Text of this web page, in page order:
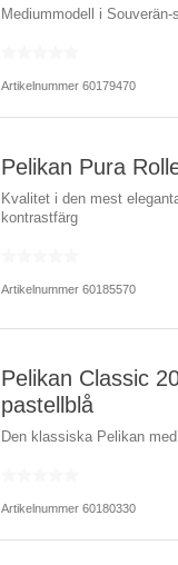
Mediummodell i
Artikelnummer 60179470
Pelikan Pura
Kvalitet i den mest
kontrastfärg
Artikelnummer 60185570
Pelikan Classic
pastellblå
Den klassiska Pelikan
Artikelnummer 60180330